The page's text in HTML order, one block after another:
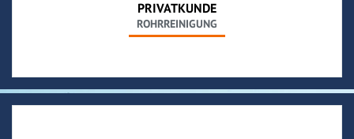
PRIVATKUNDE
ROHRREINIGUNG